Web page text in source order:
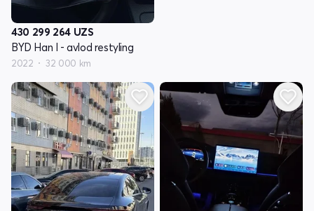
430 299 264 UZS
BYD Han I - avlod restyling
2022 32 000 km